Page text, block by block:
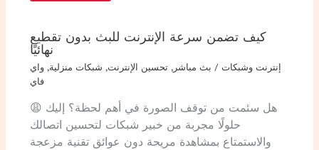
كيف تضمن سرعة الإنترنت للبث بدون تقطيع
نهائيًا
إنترنت وشبكات / بث مباشر,تحسين الإنترنت, شبكات منزلية,واي
فاي
😩 هل سئمت من توقف الصورة في أهم لحظة؟ إليك
حلولًا مجربة من خبير شبكات لتحسين اتصالك
والاستمتاع بمشاهدة مريحة دون عوائق تقنية مزعجة